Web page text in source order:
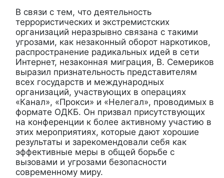
В связи с тем, что деятельность
террористических и экстремистских
организаций неразрывно связана с такими
угрозами, как незаконный оборот наркотиков,
распространение радикальных идей в сети
Интернет, незаконная миграция, В. Семериков
выразил признательность представителям
всех государств и международных
организаций, участвующих в операциях
«Канал», «Прокси» и «Нелегал», проводимых в
формате ОДКБ. Он призвал присутствующих
на конференции к более активному участию в
этих мероприятиях, которые дают хорошие
результаты и зарекомендовали себя как
эффективные меры в общей борьбе с
вызовами и угрозами безопасности
современному миру.